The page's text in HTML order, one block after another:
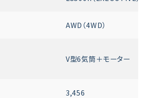
AWD（4WD）
V型6気筒＋モーター
3,456